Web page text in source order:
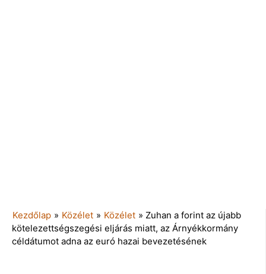
Kezdőlap » Közélet » Közélet » Zuhan a forint az újabb
kötelezettségszegési eljárás miatt, az Árnyékkormány
céldátumot adna az euró hazai bevezetésének